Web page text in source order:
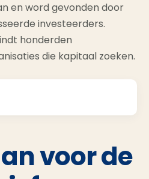
en word gevonden door
investeerders.
honderden
die kapitaal zoeken.
voor de